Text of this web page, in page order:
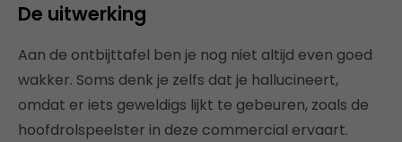
De uitwerking
Aan de ontbijttafel ben je nog niet altijd even goed
wakker. Soms denk je zelfs dat je hallucineert,
omdat er iets geweldigs lijkt te gebeuren, zoals de
hoofdrolspeelster in deze commercial ervaart.